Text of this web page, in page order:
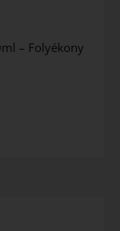
– Folyékony